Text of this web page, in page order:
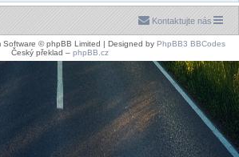
Kontaktujte nás
Software © phpBB Limited | Designed by PhpBB3 BBCodes
Český překlad – phpBB.cz